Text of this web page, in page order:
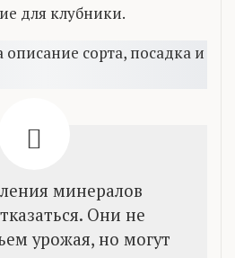
для клубники.
минералов
Они не
урожая, но могут